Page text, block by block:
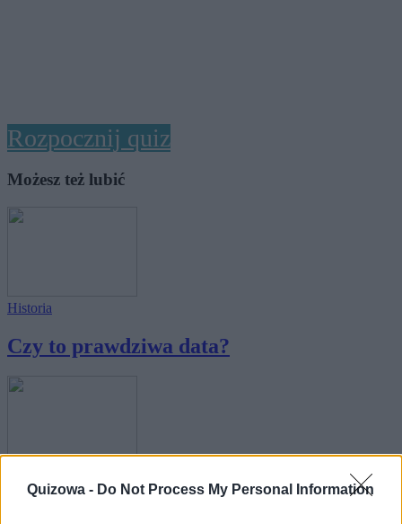
Quizowa - Do Not Process My Personal Information
Rozpocznij quiz
Możesz też lubić
Historia
Czy to prawdziwa data?